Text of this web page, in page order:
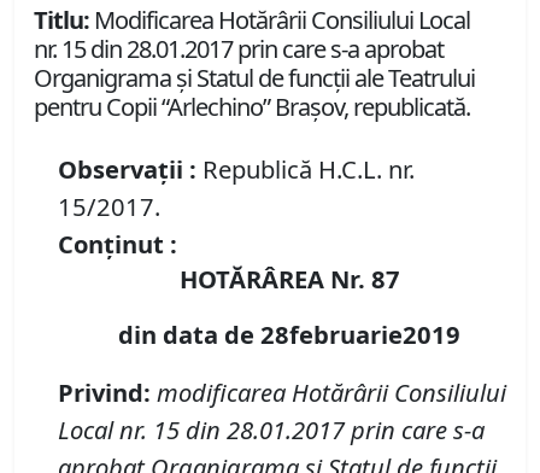
Titlu: Modificarea Hotărârii Consiliului Local
nr. 15 din 28.01.2017 prin care s-a aprobat
Organigrama şi Statul de funcţii ale Teatrului
pentru Copii “Arlechino” Braşov, republicată.
Observații : Republică H.C.L. nr.
15/2017.
Conținut :
HOTĂRÂREA Nr. 87
din data de 28februarie2019
Privind: modificarea Hotărârii Consiliului
Local nr. 15 din 28.01.2017 prin care s-a